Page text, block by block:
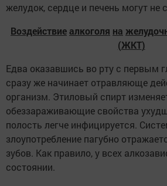
желудок, сердце и печень могут не
Воздействиеалкоголя на
(ЖКТ)
Едва оказавшись во рту с первым
сразу же начинает отравляюще
организм. Этиловый спирт
обеззараживающие свойства
полость легче инфицируется.
злоупотребление пагубно
зубов. Как правило, у всех
состоянии.